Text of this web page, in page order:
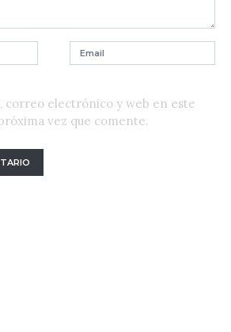
correo electrónico y web en este
vez que comente.